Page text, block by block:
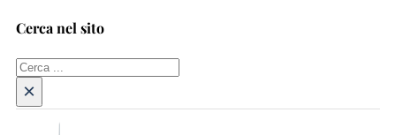
Cerca nel sito
Cerca
×